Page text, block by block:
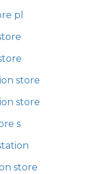
pl
store
store
s
store